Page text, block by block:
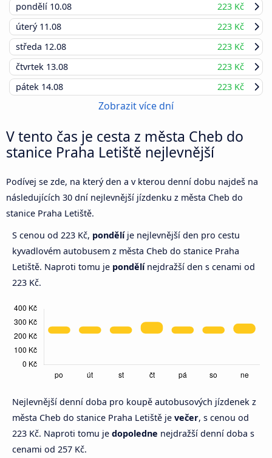
pondělí 10.08
223 Kč
úterý 11.08
223 Kč
středa 12.08
223 Kč
čtvrtek 13.08
223 Kč
pátek 14.08 223 Kč
Zobrazit více dní
V tento čas je cesta z města Cheb do
stanice Praha Letiště nejlevnější
Podívej se zde, na který den a v kterou denní dobu najdeš na
následujících 30 dní nejlevnější jízdenku z města Cheb do
stanice Praha Letiště.
S cenou od 223 Kč, pondělíje nejlevnější den pro cestu
kyvadlovém autobusem z města Cheb do stanice Praha
Letiště. Naproti tomu je pondělínejdražší den s cenami od
223 Kč.
Nejlevnější denní doba pro koupě autobusových jízdenek z
města Cheb do stanice Praha Letiště je večer, s cenou od
223 Kč. Naproti tomu je dopoledne nejdražší denní doba s
cenami od 257 Kč.